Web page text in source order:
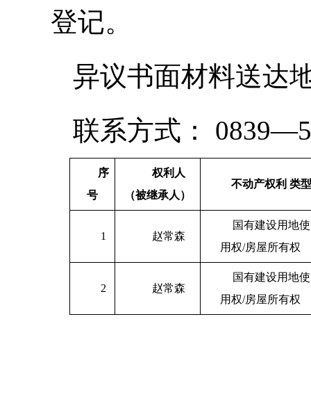
登记。
异议书面材料送达
联系方式：
序
号
权利人
（被继承人）
不动产权利 类型
1 赵常森
国有建设用地使
用权/房屋所有权
2 赵常森
国有建设用地使
用权/房屋所有权